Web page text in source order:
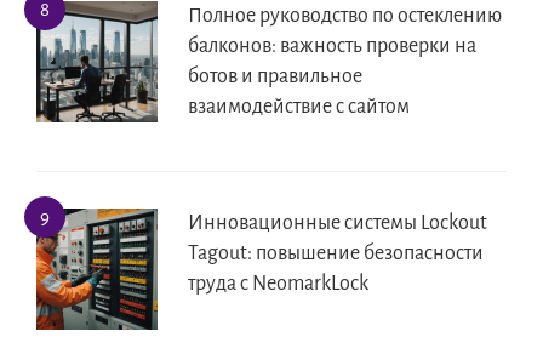
Полное руководство по остеклению
балконов: важность проверки на
ботов и правильное
взаимодействие с сайтом
Инновационные системы Lockout
Tagout: повышение безопасности
труда с NeomarkLock